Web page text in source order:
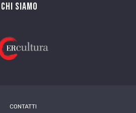
Chi siamo
CONTATTI